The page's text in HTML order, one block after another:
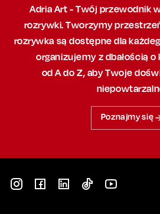
Adria Art - Twój przewodnik
rozrywki. Tworzymy
rozrywka są dostępne dla
organizujemy z dbałością o
od A do Z, abyTwoje
Poznajmy się